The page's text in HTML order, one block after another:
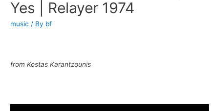
Yes | Relayer 1974
music / By bf
from Kostas Karantzounis